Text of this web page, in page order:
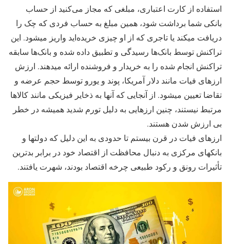
استفاده از کارت اعتباری، مبلغی که مجاز می‌کنید از حساب
بانکی شما برداشت شود، همین مبلغ به حساب فردی که چک را
دریافت میکند یا تاجری که از او چیزی خریده‌اید واریز میشود. این
تراکنش توسط بانک‌ها رسیدگی و تطبیق داده شده و بانک‌ها سابقه
تراکنش انجام شده را به خریدار و فروشنده ارائه میدهند. ارزش
ارزهای فیات مانند دلار آمریکا، پوند و یورو توسط حجم عرضه و
تقاضا تعیین میشود. از آنجایی که آنها به ذخایر فیزیکی مانند کالاها
مرتبط نیستند، چنین ارزهایی به دلیل تورم شدید همیشه در خطر
بی ارزش شدن هستند.
ارزهای فیات در قرن بیستم تا حدودی به این دلیل که دولتها و
بانکهای مرکزی به دنبال محافظت از اقتصاد خود در برابر بدترین
تأثیرات رونق و رکود طبیعی چرخه اقتصاد بودند، شهرت یافتند.